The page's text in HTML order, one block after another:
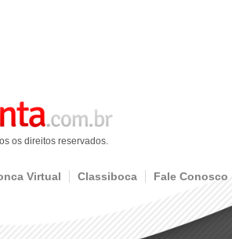
os direitos reservados.
Virtual Classiboca Fale Conosco